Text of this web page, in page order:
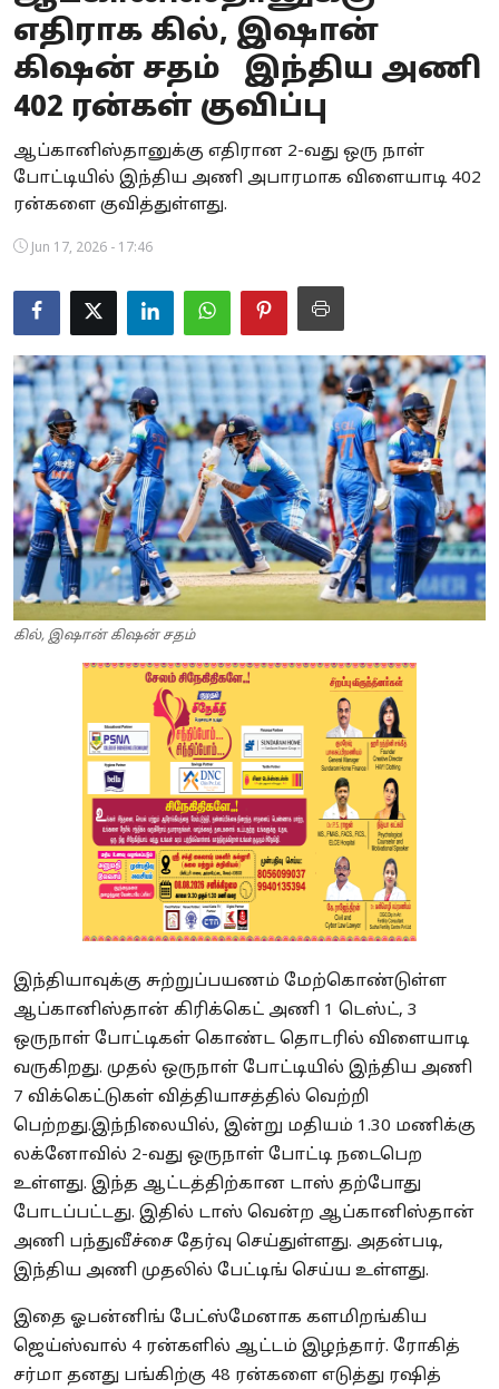
Business
Crime
National
Spirituality
Weather
Politics
எதிராக கில், இஷான்
கிஷன் சதம் இந்திய அணி
402 ரன்கள் குவிப்பு
ஆப்கானிஸ்தானுக்கு எதிரான 2-வது ஒரு நாள்
போட்டியில் இந்திய அணி அபாரமாக விளையாடி 402
ரன்களை குவித்துள்ளது.
Jun 17, 2026 - 17:46
கில், இஷான் கிஷன் சதம்
இந்தியாவுக்கு சுற்றுப்பயணம் மேற்கொண்டுள்ள
ஆப்கானிஸ்தான் கிரிக்கெட் அணி 1 டெஸ்ட், 3
ஒருநாள் போட்டிகள் கொண்ட தொடரில் விளையாடி
வருகிறது. முதல் ஒருநாள் போட்டியில் இந்திய அணி
7 விக்கெட்டுகள் வித்தியாசத்தில் வெற்றி
பெற்றது.இந்நிலையில், இன்று மதியம் 1.30 மணிக்கு
லக்னோவில் 2-வது ஒருநாள் போட்டி நடைபெற
உள்ளது. இந்த ஆட்டத்திற்கான டாஸ் தற்போது
போடப்பட்டது. இதில் டாஸ் வென்ற ஆப்கானிஸ்தான்
அணி பந்துவீச்சை தேர்வு செய்துள்ளது. அதன்படி,
இந்திய அணி முதலில் பேட்டிங் செய்ய உள்ளது.
இதை ஓபன்னிங் பேட்ஸ்மேனாக களமிறங்கிய
ஜெய்ஸ்வால் 4 ரன்களில் ஆட்டம் இழந்தார். ரோகித்
சர்மா தனது பங்கிற்கு 48 ரன்களை எடுத்து ரஷித்